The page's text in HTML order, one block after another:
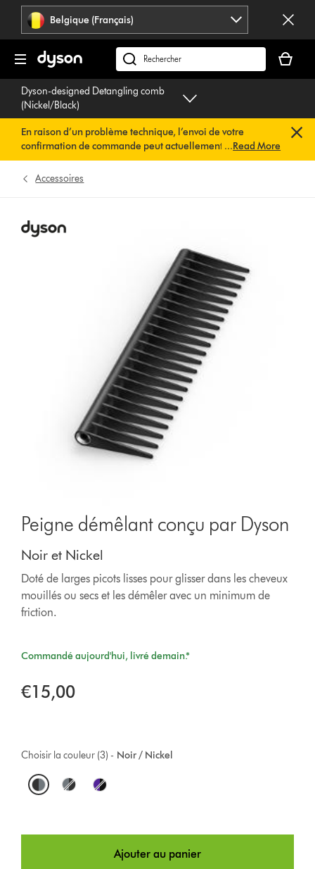
Sauter
pages
Belgique (Français)
Rechercher
des
produits
panier
est
Dyson-designed Detangling comb
(Nickel/Black)
En raison d’un problème technique, l’envoi de votre
confirmation de commande peut actuellement être
retardé. Nous travaillons déjà à une solution rapide.Vous
n’avez rien à faire de votre côté. Votre confirmation de
...Read More
Accessoires
Peigne démêlant conçu par Dyson
Noir et Nickel
Doté de larges picots lisses pour glisser dans les cheveux
mouillés ou secs et les démêler avec un minimum de
friction.
Commandé aujourd'hui, livré demain.*
€15,00
Noir / Nickel
Choisir la couleur (3) -
O
t
Ajouter au panier